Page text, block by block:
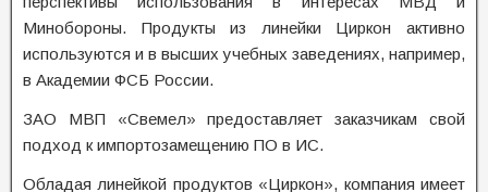
Минобороны. Продукты из линейки Циркон активно
используются и в высших учебных заведениях, например,
в Академии ФСБ России.
ЗАО МВП «Свемел» предоставляет заказчикам свой
подход к импортозамещению ПО в ИС.
Обладая линейкой продуктов «Циркон», компания имеет